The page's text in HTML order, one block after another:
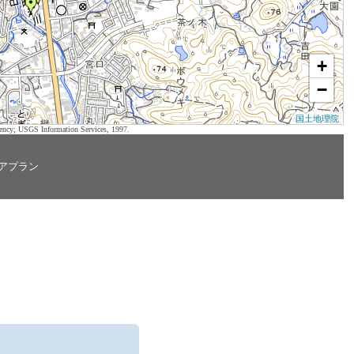
+
−
国土地理院
USGS Information Services, 1997.
プラン